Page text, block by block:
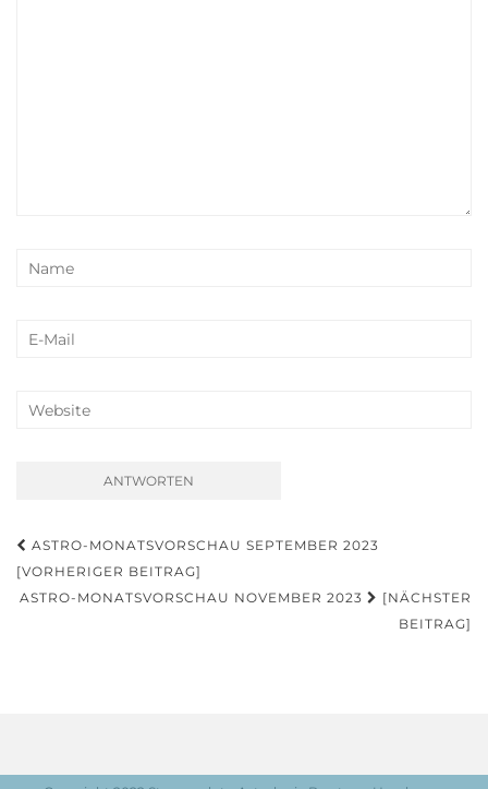
Beitragsnavigation
ASTRO-MONATSVORSCHAU SEPTEMBER 2023
[VORHERIGER BEITRAG]
ASTRO-MONATSVORSCHAU NOVEMBER 2023
[NÄCHSTER
BEITRAG]